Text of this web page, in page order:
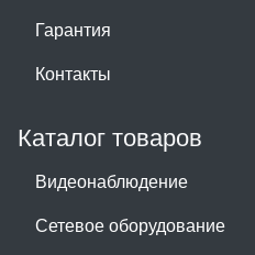
Гарантия
Контакты
Каталог товаров
Видеонаблюдение
Сетевое оборудование